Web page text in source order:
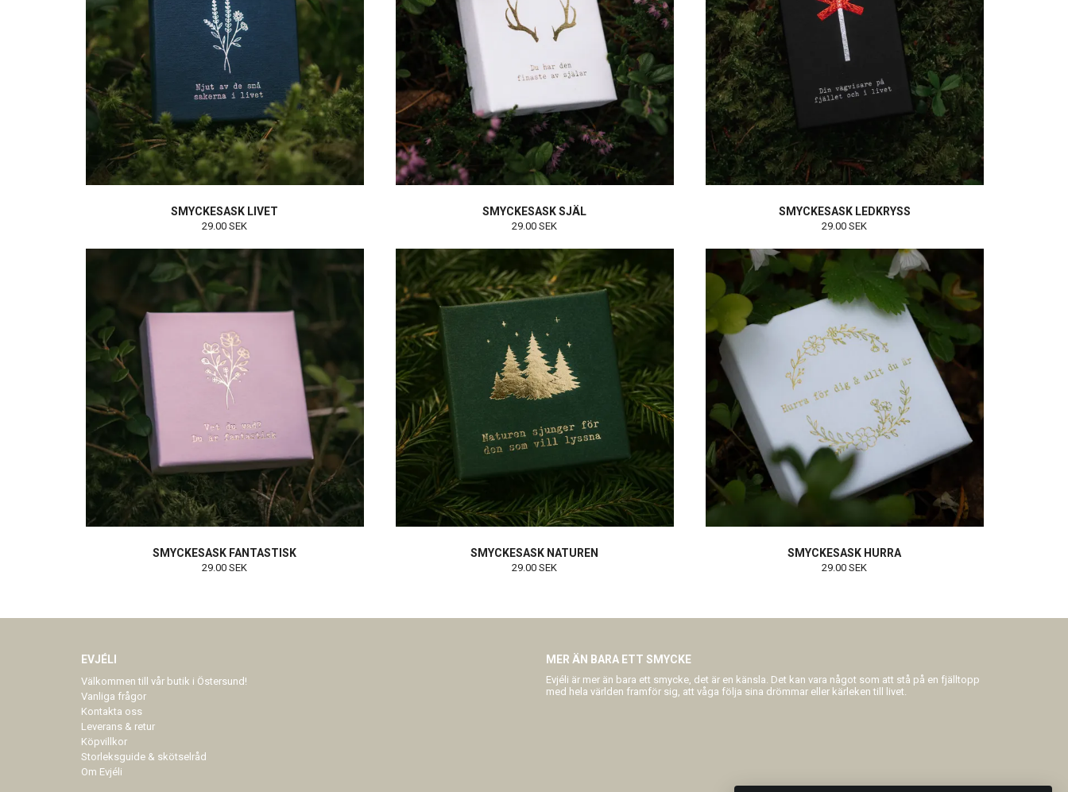
SMYCKESASK LIVET
29.00 SEK
SMYCKESASK SJÄL
29.00 SEK
SMYCKESASK LEDKRYSS
29.00 SEK
SMYCKESASK FANTASTISK
29.00 SEK
SMYCKESASK NATUREN
29.00 SEK
SMYCKESASK HURRA
29.00 SEK
EVJÉLI
Välkommen till vår butik i Östersund!
Vanliga frågor
Kontakta oss
Leverans & retur
Köpvillkor
Storleksguide & skötselråd
Om Evjéli
MER ÄN BARA ETT SMYCKE
Evjéli är mer än bara ett smycke, det är en känsla. Det kan vara något som att stå på en fjälltopp
med hela världen framför sig, att våga följa sina drömmar eller kärleken till livet.